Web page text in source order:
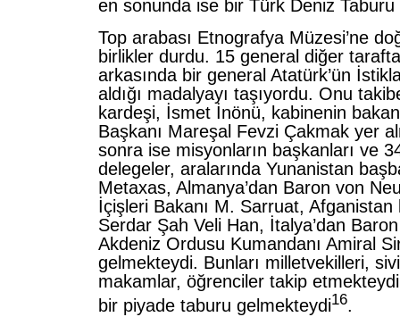
en sonunda ise bir Türk Deniz Taburu
Top arabası Etnografya Müzesi’ne
birlikler durdu. 15 general diğer
arkasında bir general Atatürk’ün
aldığı madalyayı taşıyordu. Onu
kardeşi, İsmet İnönü, kabinenin
Başkanı Mareşal Fevzi Çakmak yer
sonra ise misyonların başkanları ve
delegeler, aralarında Yunanistan
Metaxas, Almanya’dan Baron von
İçişleri Bakanı M. Sarruat, Afganistan
Serdar Şah Veli Han, İtalya’dan
Akdeniz Ordusu Kumandanı Amiral
gelmekteydi. Bunları milletvekilleri,
makamlar, öğrenciler takip
bir piyade taburu gelmekteydi16.